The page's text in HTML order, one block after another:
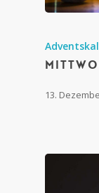
13.